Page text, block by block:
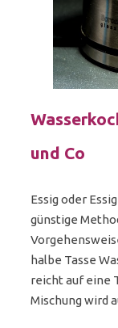
und Co
Essig oder
günstige
halbe Tasse
reicht auf eine
Mischung wird